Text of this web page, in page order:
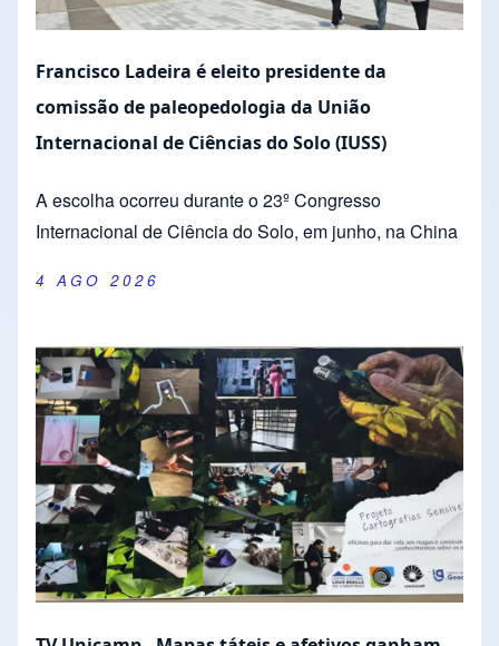
Francisco Ladeira é eleito presidente da
comissão de paleopedologia da União
Internacional de Ciências do Solo (IUSS)
A escolha ocorreu durante o 23º Congresso
Internacional de Ciência do Solo, em junho, na China
4 AGO 2026